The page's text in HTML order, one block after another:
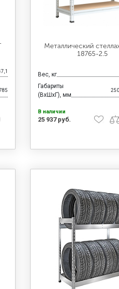
Металлический
18765-2.5
Вес, кг
Габариты
(ВхШхГ), мм
В наличии
25 937 руб.